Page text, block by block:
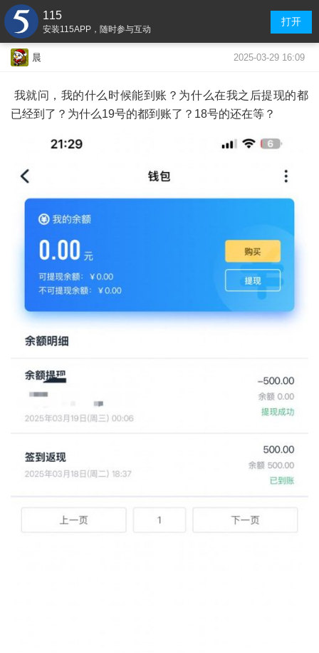
115
安装115APP，随时参与互动
打开
晨 2025-03-29 16:09
我就问，我的什么时候能到账？为什么在我之后提现的都
已经到了？为什么19号的都到账了？18号的还在等？